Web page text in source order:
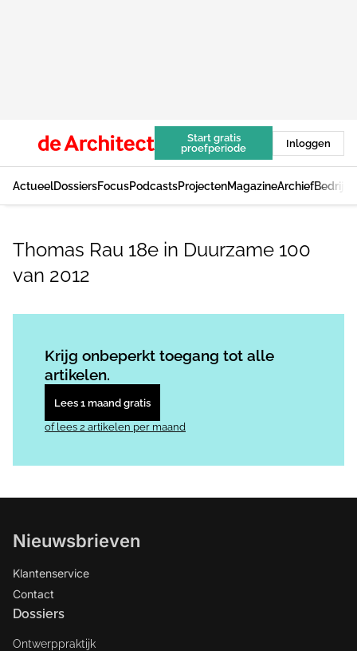
Start gratis
proefperiode
Inloggen
ActueelDossiersFocusPodcastsProjectenMagazineArchief
Thomas Rau 18e in Duurzame 100
van 2012
Krijg onbeperkt toegang tot alle
artikelen.
Lees 1 maand gratis
of lees 2 artikelen per maand
Nieuwsbrieven
Klantenservice
Contact
Dossiers
Ontwerppraktijk